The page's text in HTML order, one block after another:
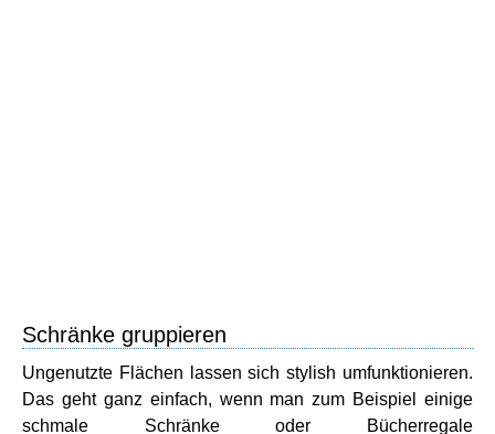
Schränke gruppieren
Ungenutzte Flächen lassen sich stylish umfunktionieren.
Das geht ganz einfach, wenn man zum Beispiel einige
schmale Schränke oder Bücherregale